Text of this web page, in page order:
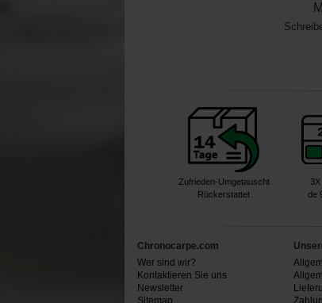
Zufrieden-Umgetauscht
Rückerstattet
3X
de
Chronocarpe.com
Wer sind wir?
Kontaktieren Sie uns
Newsletter